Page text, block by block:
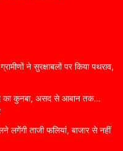
ने सुरक्षाबलों पर किया पथराव,
का कुनबा, असद से आबान तक…
लगेंगी ताजी फलियां, बाजार से नहीं